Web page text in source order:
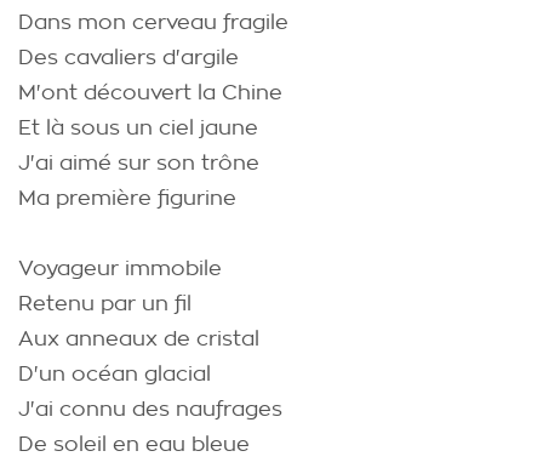
Dans mon cerveau fragile
Des cavaliers d'argile
M'ont découvert la Chine
Et là sous un ciel jaune
J'ai aimé sur son trône
Ma première figurine
Voyageur immobile
Retenu par un fil
Aux anneaux de cristal
D'un océan glacial
J'ai connu des naufrages
De soleil en eau bleue